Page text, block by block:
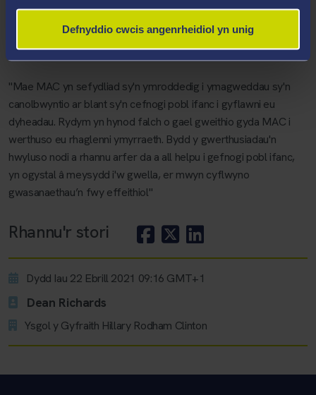
Defnyddio cwcis angenrheidiol yn unig
wedi ymgysylltu â'r rhaglenni.
Yn siarad ar ôl ennill y cyllid, dywedodd Dr Gemma Morgan:
"Mae MAC yn sefydliad sy'n ymroddedig i ymagweddau sy'n
canolbwyntio ar blant sy'n cefnogi pobl ifanc i gyflawni eu
dyheadau. Rydym yn hynod falch o gael gweithio gyda MAC i
werthuso eu rhaglenni ymyrraeth. Bydd y gwerthusiadau'n
hwyluso nodi a rhannu arfer da a all helpu i gefnogi pobl ifanc,
yn ogystal â meysydd i'w gwella, er mwyn cyflwyno
gwasanaethau’n fwy effeithiol"
Rhannu'r stori
Dydd Iau 22 Ebrill 2021 09:16 GMT+1
Dean Richards
Ysgol y Gyfraith Hillary Rodham Clinton